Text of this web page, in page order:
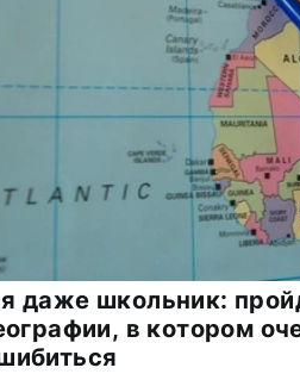
даже школьник:
в котором